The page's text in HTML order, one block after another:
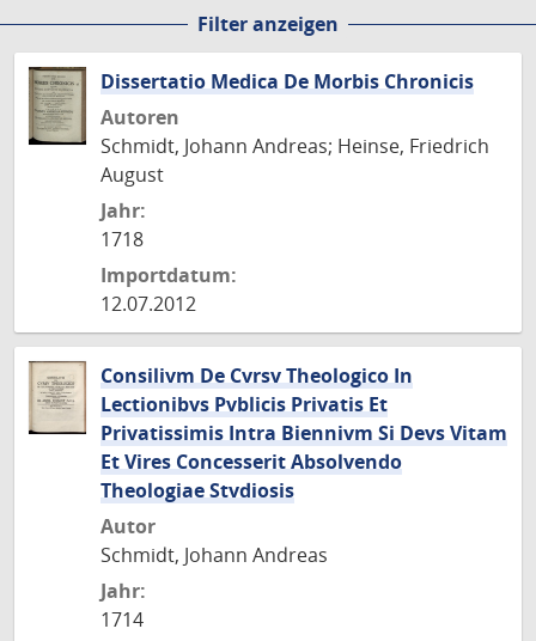
Filter anzeigen
Dissertatio Medica De Morbis Chronicis
Autoren
Schmidt, Johann Andreas; Heinse, Friedrich
August
Jahr:
1718
Importdatum:
12.07.2012
Consilivm De Cvrsv Theologico In
Lectionibvs Pvblicis Privatis Et
Privatissimis Intra Biennivm Si Devs Vitam
Et Vires Concesserit Absolvendo
Theologiae Stvdiosis
Autor
Schmidt, Johann Andreas
Jahr:
1714